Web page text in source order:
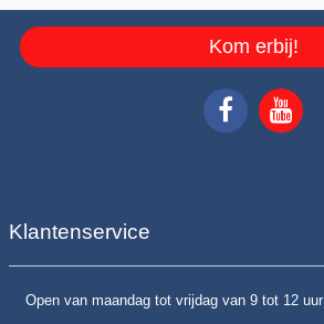
Kom erbij!
Klantenservice
Open van maandag tot vrijdag van 9 tot 12